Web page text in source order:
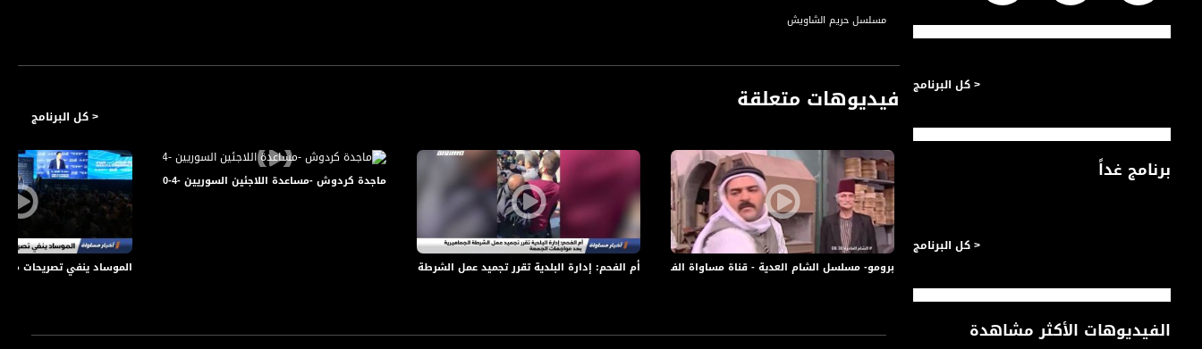
مسلسل حريم الشاويش
فيديوهات متعلقة < كل البرنامج
الموساد ينفي تصريحات منسوبة
ماجدة كردوش -مساعدة اللاجئين السوريين -4-10-2015- قناة مساواة الفضائية -صباحنا غير - Musawa Channel
أم الفحم: إدارة البلدية تقرر تجميد عمل الشرطة الجماهيرية بعد مواجهات الجمعةبرومو- مسلسل الشام العدية - قناة مساواة الفضائية - Musawa Channel
< كل البرنامج
برنامج غداً
< كل البرنامج
الفيديوهات الأكثر مشاهدة